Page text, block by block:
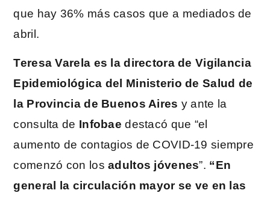
que hay 36% más casos que a mediados de
abril.
Teresa Varela es la directora de Vigilancia
Epidemiológica del Ministerio de Salud de
la Provincia de Buenos Aires y ante la
consulta de Infobaedestacó que “el
aumento de contagios de COVID-19 siempre
comenzó con losadultos jóvenes”. “En
general la circulación mayor se ve en las